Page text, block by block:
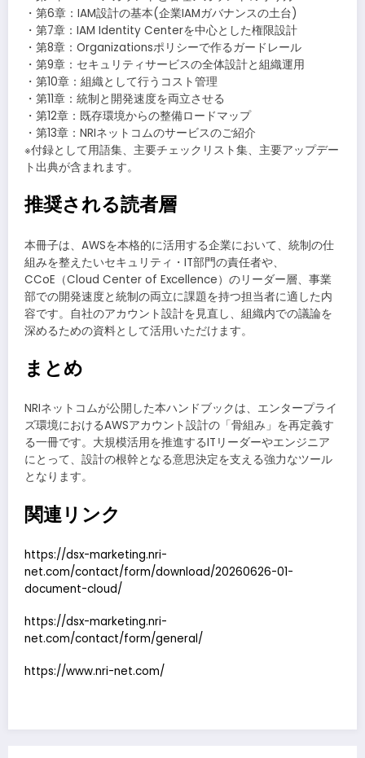
・第6章：IAM設計の基本(企業IAMガバナンスの土台)
・第7章：IAM Identity Centerを中心とした権限設計
・第8章：Organizationsポリシーで作るガードレール
・第9章：セキュリティサービスの全体設計と組織運用
・第10章：組織として行うコスト管理
・第11章：統制と開発速度を両立させる
・第12章：既存環境からの整備ロードマップ
・第13章：NRIネットコムのサービスのご紹介
※付録として用語集、主要チェックリスト集、主要アップデー
ト出典が含まれます。
推奨される読者層
本冊子は、AWSを本格的に活用する企業において、統制の仕
組みを整えたいセキュリティ・IT部門の責任者や、
CCoE（Cloud Center of Excellence）のリーダー層、事業
部での開発速度と統制の両立に課題を持つ担当者に適した内
容です。自社のアカウント設計を見直し、組織内での議論を
深めるための資料として活用いただけます。
まとめ
NRIネットコムが公開した本ハンドブックは、エンタープライ
ズ環境におけるAWSアカウント設計の「骨組み」を再定義す
る一冊です。大規模活用を推進するITリーダーやエンジニア
にとって、設計の根幹となる意思決定を支える強力なツール
となります。
関連リンク
https://dsx-marketing.nri-
net.com/contact/form/download/20260626-01-
document-cloud/
https://dsx-marketing.nri-
net.com/contact/form/general/
https://www.nri-net.com/